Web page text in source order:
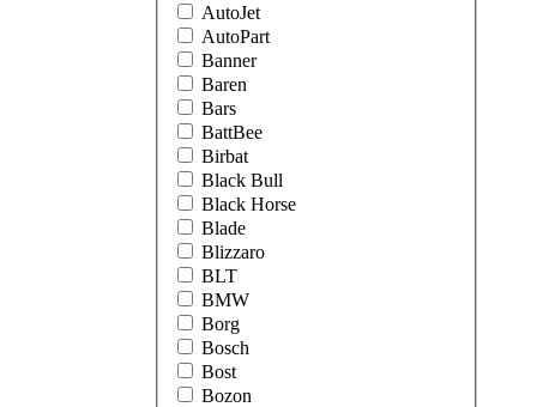
AutoJet
AutoPart
Banner
Baren
Bars
BattBee
Birbat
Black Bull
Black Horse
Blade
Blizzaro
BLT
BMW
Borg
Bosch
Bost
Bozon